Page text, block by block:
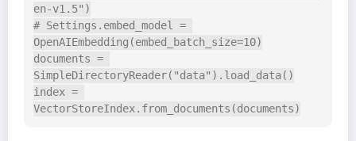
en-v1.5")
# Settings.embed_model =
OpenAIEmbedding(embed_batch_size=10)
documents =
SimpleDirectoryReader("data").load_data()
index =